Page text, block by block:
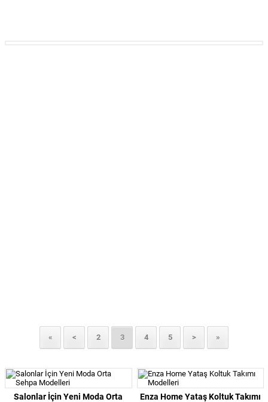
« < 2 3 4 5 > »
Salonlar İçin Yeni Moda Orta
Enza Home Yataş Koltuk Takımı